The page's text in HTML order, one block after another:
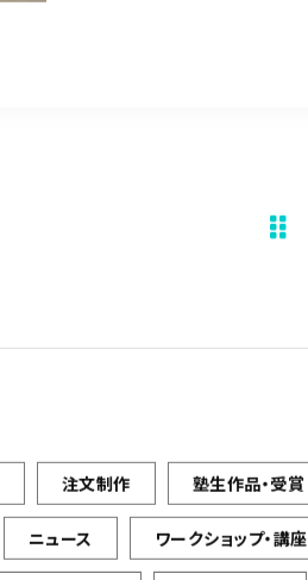
注文制作 塾生作品・受賞
ニュース ワークショップ・講座